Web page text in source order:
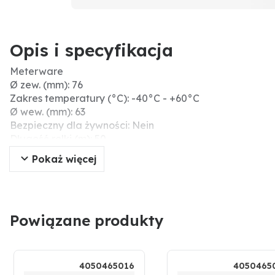
Opis i specyfikacja
Meterware
Ø zew. (mm): 76
Zakres temperatury (°C): -40°C - +60°C
Ø wew. (mm): 63
Bezpieczny dla żywności: Nein
Ciśnienie robocze (bar): 4
Promień gięcia (mm): 240
Pokaż więcej
Powiązane produkty
4050465016